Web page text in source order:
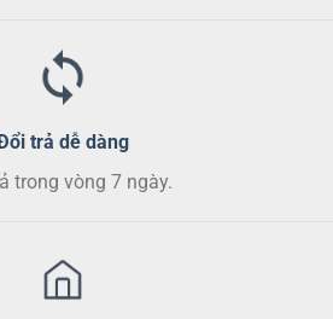
trả dễ dàng
trong vòng 7 ngày.